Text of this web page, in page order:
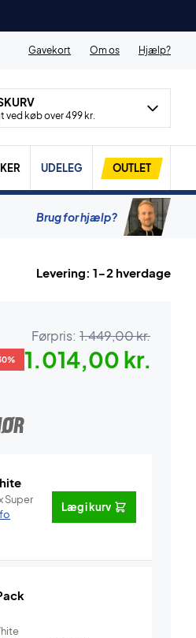
Gavekort Om os Hjælp?
ved køb over 499 kr.
UDELEG OUTLET
Brug for hjælp?
Levering: 1-2 hverdage
Førpris: 1.449,00 kr.
1.014,00 kr.
Super
Læg i kurv